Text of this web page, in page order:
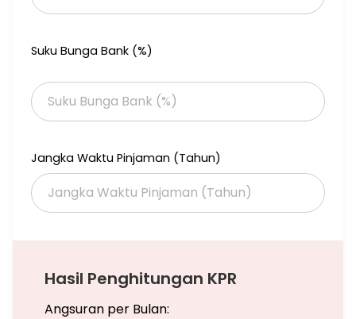
Dekat Sekolah Al Azhar Kemang Pratama
Dekat Metropolitan Mall Bekasi
Dekat Pakuwon Mall Bekasi
Dekat Kuliner
Dekat Perbankan
Hubungi:
Lien Lee
Suku Bunga Bank (%)
Jangka Waktu Pinjaman (Tahun)
Hasil Penghitungan KPR
Angsuran per Bulan: